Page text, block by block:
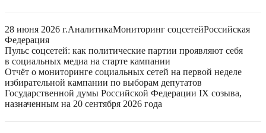
28 июня 2026 г.АналитикаМониторинг соцсетейРоссийская
Федерация
Пульс соцсетей: как политические партии проявляют себя
в социальных медиа на старте кампании
Отчёт о мониторинге социальных сетей на первой неделе
избирательной кампании по выборам депутатов
Государственной думы Российской Федерации IX созыва,
назначенным на 20 сентября 2026 года